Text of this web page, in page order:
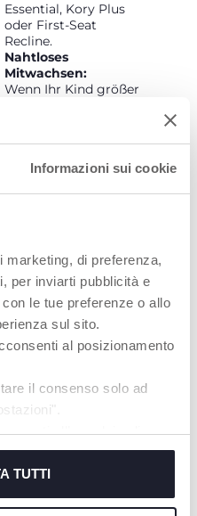
Informazioni sui cookie
di preferenza,
per inviarti pubblicità e
le tue preferenze o allo
sul sito.
al posizionamento
il consenso solo ad
all’uso dei soli
fruire del servizio
TUTTI
Essential, Kory Plus
oder First-Seat
Recline.
Nahtloses
Mitwachsen:
Wenn Ihr Kind größer
Dieser wächst mit
vollwertigen
Sitzerhöhung, die für
größere Kinder ohne
Basis verwendet
werden kann.